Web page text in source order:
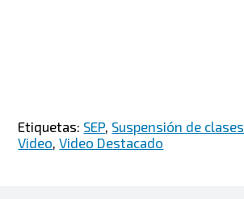
Etiquetas: SEP Suspensión de clases
Video ,Video Destacado